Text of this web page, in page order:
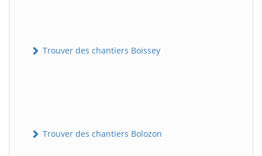
Trouver des chantiers Boissey
Trouver des chantiers Bolozon